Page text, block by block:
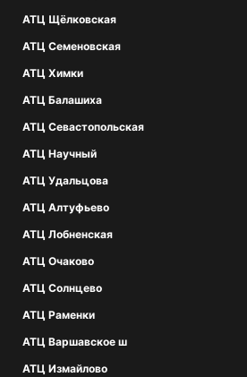
АТЦ Щёлковская
АТЦ Семеновская
АТЦ Химки
АТЦ Балашиха
АТЦ Севастопольская
АТЦ Научный
АТЦ Удальцова
АТЦ Алтуфьево
АТЦ Лобненская
АТЦ Очаково
АТЦ Солнцево
АТЦ Раменки
АТЦ Варшавское ш
АТЦ Измайлово